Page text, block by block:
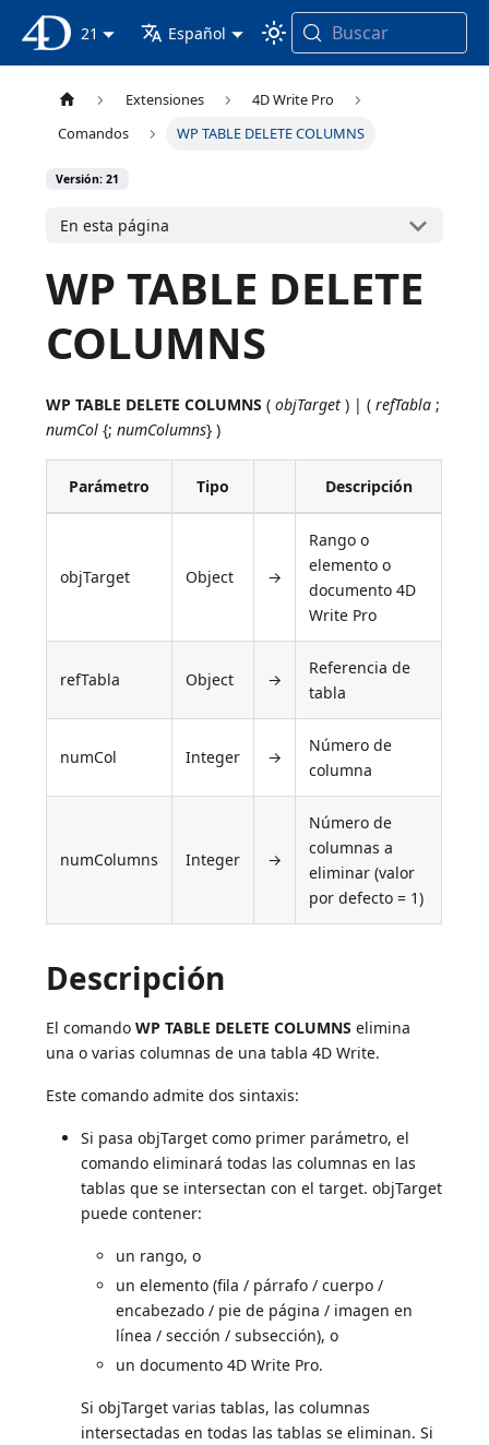
Documentación 4D
21 Español Buscar
Extensiones
4D Write Pro
Comandos
WP TABLE DELETE COLUMNS
Versión: 21
En esta página
WP TABLE DELETE
COLUMNS
WP TABLE DELETE COLUMNS (objTarget ) | (refTabla ;
numCol {;numColumns} )
Parámetro Tipo Descripción
objTarget Object →
Rango o
elemento o
documento 4D
Write Pro
refTabla Object →
Referencia de
tabla
numCol Integer →
Número de
columna
numColumns Integer →
Número de
columnas a
eliminar (valor
por defecto = 1)
Descripción
El comandoWP TABLE DELETE COLUMNS elimina
una o varias columnas de una tabla 4D Write.
Este comando admite dos sintaxis:
Si pasa objTarget como primer parámetro, el
comando eliminará todas las columnas en las
tablas que se intersectan con el target. objTarget
puede contener:
un rango, o
un elemento (fila / párrafo / cuerpo /
encabezado / pie de página / imagen en
línea / sección / subsección), o
un documento 4D Write Pro.
Si objTarget varias tablas, las columnas
intersectadas en todas las tablas se eliminan. Si